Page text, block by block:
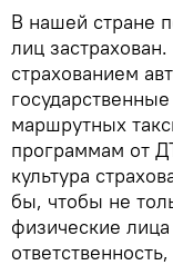
В нашей стране
лиц
страхованием
маршрутных
программам от
культура
бы, чтобы не
физические лица